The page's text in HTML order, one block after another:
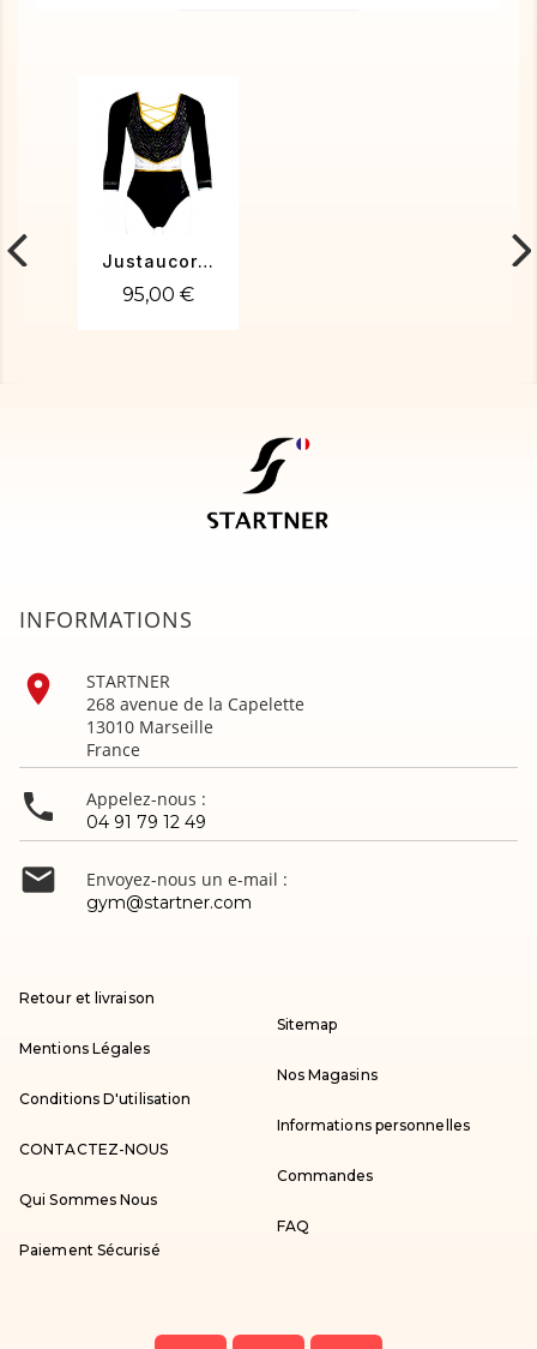
Justaucorps de gym Tahiti
95,00 €
INFORMATIONS

STARTNER
268 avenue de la Capelette
13010 Marseille
France
 Appelez-nous :
04 91 79 12 49
 Envoyez-nous un e-mail :
gym@startner.com
Retour et livraison
Mentions Légales
Conditions D'utilisation
CONTACTEZ-NOUS
Qui Sommes Nous
Paiement Sécurisé
Sitemap
Nos Magasins
Informations personnelles
Commandes
FAQ